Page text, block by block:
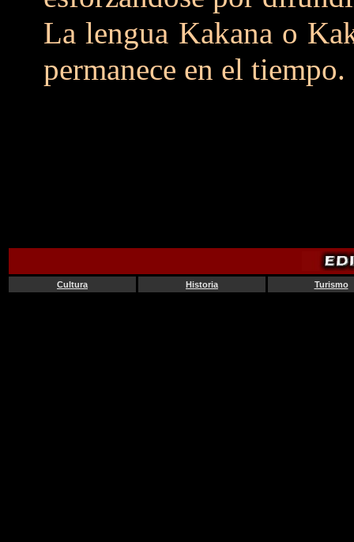
La lengua Kakana o
permanece en el tiempo.
Cultura Historia Turismo